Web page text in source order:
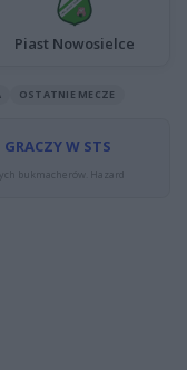
Piast Nowosielce
OSTATNIE MECZE
W STS
bukmacherów. Hazard